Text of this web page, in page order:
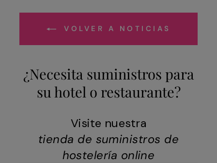
VOLVER A NOTICIAS
¿Necesita suministros para
su hotel o restaurante?
Visite nuestra
tienda de suministros de
hostelería online